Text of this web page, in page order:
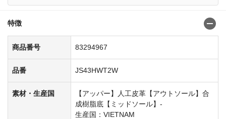
特徴
商品番号 83294967
品番 JS43HWT2W
素材・生産国
【アッパー】人工皮革【アウトソール】合
成樹脂底【ミッドソール】-
生産国：VIETNAM